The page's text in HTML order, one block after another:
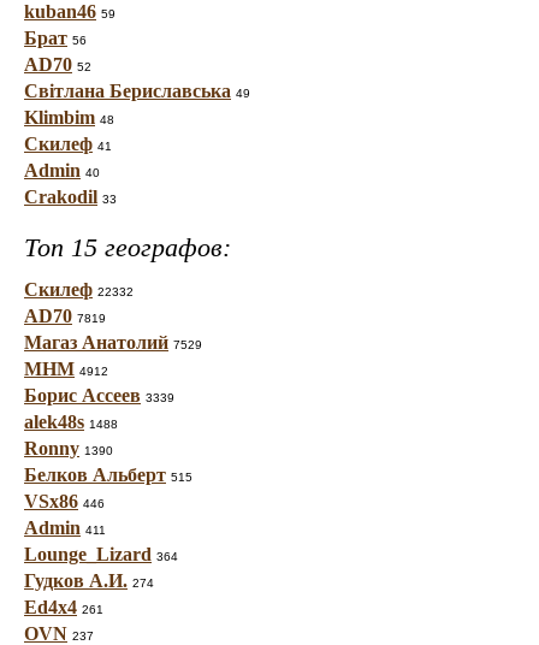
kuban46 59
Брат 56
AD70 52
Світлана Бериславська 49
Klimbim 48
Скилеф 41
Admin 40
Crakodil 33
Топ 15 географов:
Скилеф 22332
AD70 7819
Магаз Анатолий 7529
МНМ 4912
Борис Ассеев 3339
alek48s 1488
Ronny 1390
Белков Альберт 515
VSx86 446
Admin 411
Lounge_Lizard 364
Гудков А.И. 274
Ed4x4 261
OVN 237